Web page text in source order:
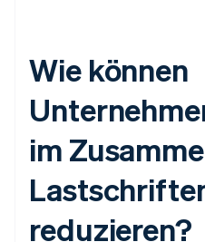
Wie können
im
reduzieren?